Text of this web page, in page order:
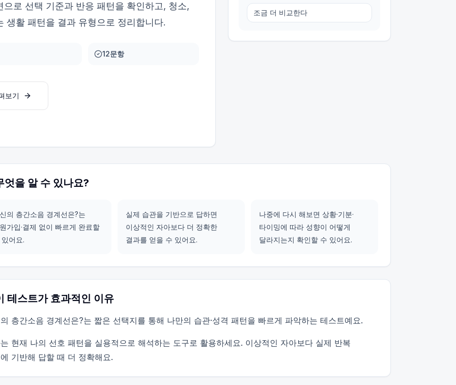
로 선택 기준과 반응 패턴을 확인하고, 청소,
생활 패턴을 결과 유형으로 정리합니다.
12문항
보기
조금 더 비교한다
엇을 알 수 있나요?
의 층간소음 경계선은?는
가입·결제 없이 빠르게 완료할
어요.
실제 습관을 기반으로 답하면
이상적인 자아보다 더 정확한
결과를 얻을 수 있어요.
나중에 다시 해보면 상황·기분·
타이밍에 따라 성향이 어떻게
달라지는지 확인할 수 있어요.
테스트가 효과적인 이유
층간소음 경계선은?는 짧은 선택지를 통해 나만의 습관·성격 패턴을 빠르게 파악하는 테스트예요.
현재 나의 선호 패턴을 실용적으로 해석하는 도구로 활용하세요. 이상적인 자아보다 실제 반복
기반해 답할 때 더 정확해요.